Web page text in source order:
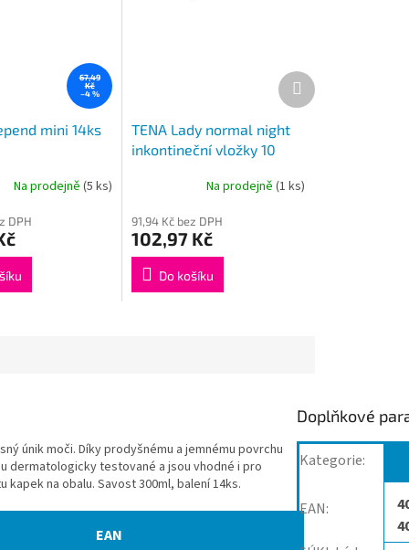
67,49
Kč
–4 %
mini 14ks
Na prodejně(5 ks)
DPH
TENA Lady normal night
inkontineční vložky 10
Na prodejně (1 ks)
91,94 Kč bez DPH
102,97 Kč
Do košíku
Další
produkt
únik moči. Díky prodyšnému a jemnému povrchu
dermatologicky testované a jsou vhodné i pro
na obalu. Savost 300ml, balení 14ks.
EAN
Doplňkové
Kategorie:
EAN: